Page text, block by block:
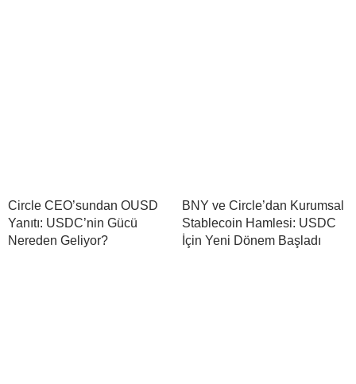
Circle CEO’sundan OUSD
Yanıtı: USDC’nin Gücü
Nereden Geliyor?
BNY ve Circle’dan Kurumsal
Stablecoin Hamlesi: USDC
İçin Yeni Dönem Başladı